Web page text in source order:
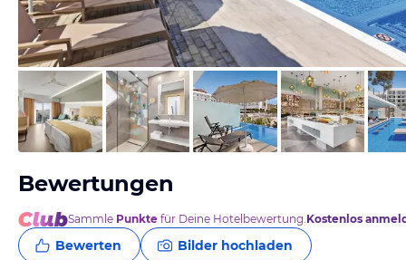
vom Hotelier, Juni 2020
Bewertungen
Sammle Punkte für Deine Hotelbewertung.Kostenlos
Bewerten Bilder hochladen